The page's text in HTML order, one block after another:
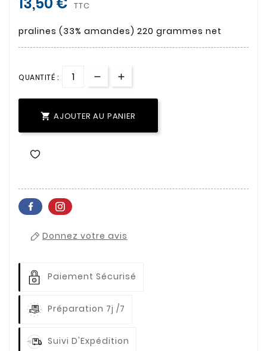
TTC
pralines (33% amandes) 220 grammes net
QUANTITÉ :
 AJOUTER AU PANIER
Donnez votre avis
Paiement Sécurisé
Préparation 7j /7
Suivi D'Expédition